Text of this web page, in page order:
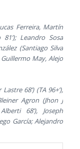
Ferreira, Martín
Leandro Sosa
(Santiago Silva
Guillermo May, Alejo
68’) (TA 96+’),
Agron (Jhon J
68’), Joseph
García; Alejandro